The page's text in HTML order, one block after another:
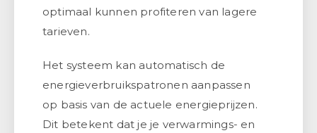
optimaal kunnen profiteren van lagere
tarieven.
Het systeem kan automatisch de
energieverbruikspatronen aanpassen
op basis van de actuele energieprijzen.
Dit betekent dat je je verwarmings- en